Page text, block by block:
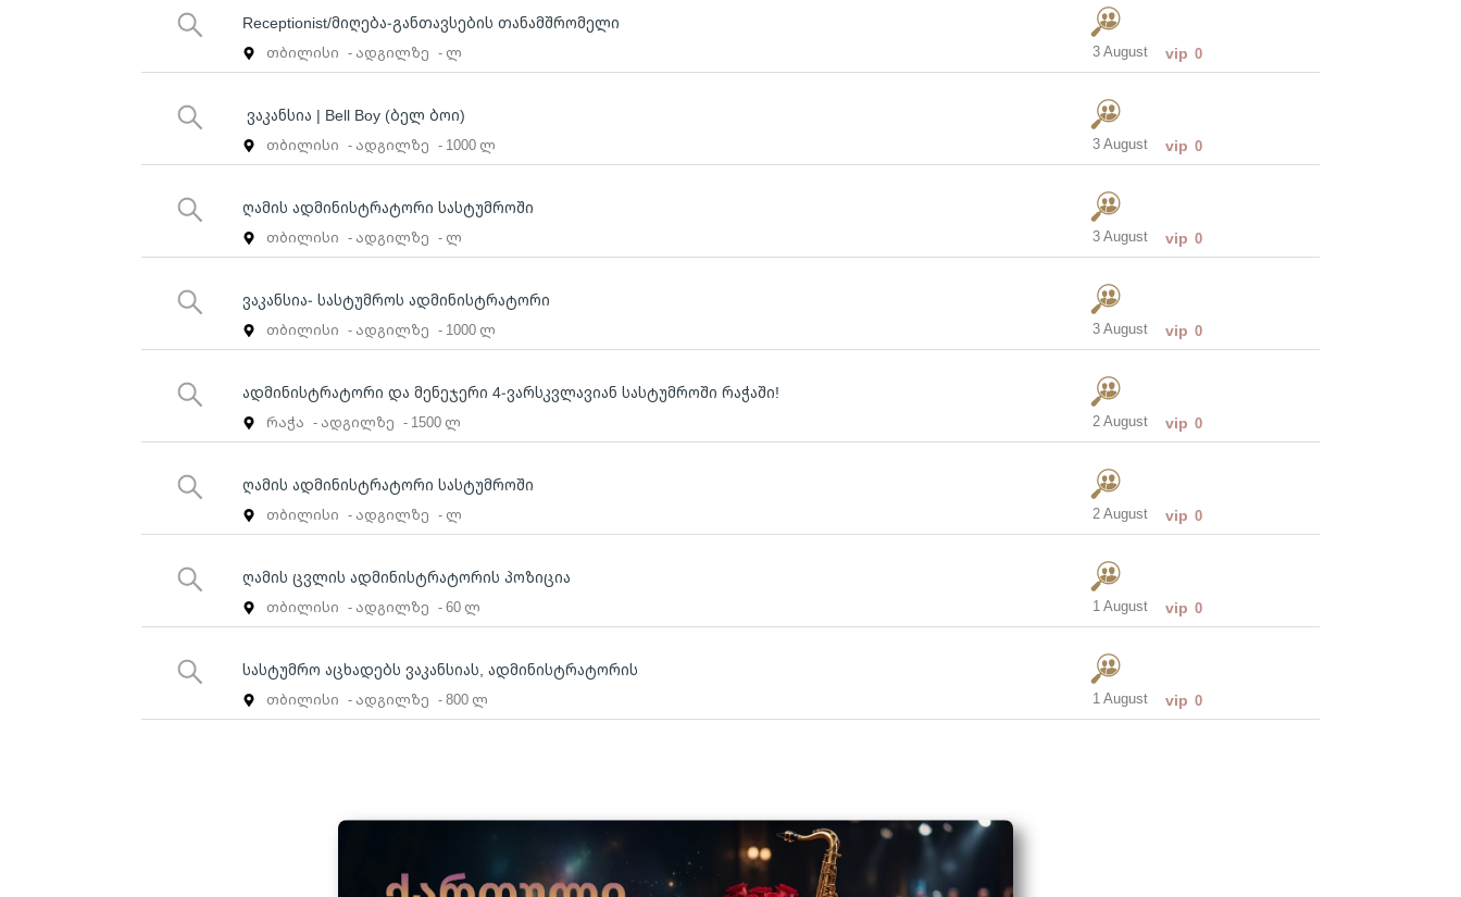
Receptionist/მიღება-განთავსების თანამშრომელი
თბილისი - ადგილზე - ლ 3 August vip 0
ვაკანსია | Bell Boy (ბელ ბოი)
თბილისი - ადგილზე - 1000 ლ 3 August vip 0
ღამის ადმინისტრატორი სასტუმროში
თბილისი - ადგილზე - ლ 3 August vip 0
ვაკანსია- სასტუმროს ადმინისტრატორი
თბილისი - ადგილზე - 1000 ლ 3 August vip 0
ადმინისტრატორი და მენეჯერი 4-ვარსკვლავიან სასტუმროში რაჭაში!
რაჭა - ადგილზე - 1500 ლ 2 August vip 0
ღამის ადმინისტრატორი სასტუმროში
თბილისი - ადგილზე - ლ 2 August vip 0
ღამის ცვლის ადმინისტრატორის პოზიცია
თბილისი - ადგილზე - 60 ლ 1 August vip 0
სასტუმრო აცხადებს ვაკანსიას, ადმინისტრატორის
თბილისი - ადგილზე - 800 ლ 1 August vip 0